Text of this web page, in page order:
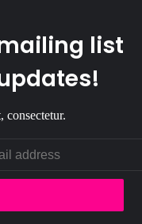
list
consectetur.